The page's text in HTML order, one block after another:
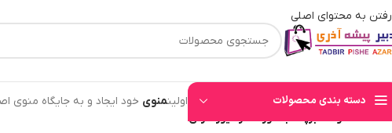
رفتن به محتوای اصلی
⚡قیمت های وب سایت بروز میباشند⚡ با توجه به حجم بالای سفارشهای ثبت شده به ترتیب
دسته بندی محصولات اولینمنوی خود ایجاد و به جایگاه منوی
خانه/محصولات برچسب خورده “رسیور کارتی”